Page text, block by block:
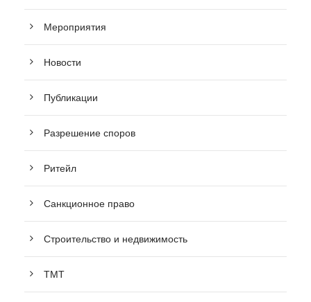
Мероприятия
Новости
Публикации
Разрешение споров
Ритейл
Санкционное право
Строительство и недвижимость
ТМТ